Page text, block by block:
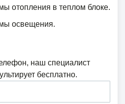
отопления в теплом блоке.
освещения.
наш специалист
бесплатно.